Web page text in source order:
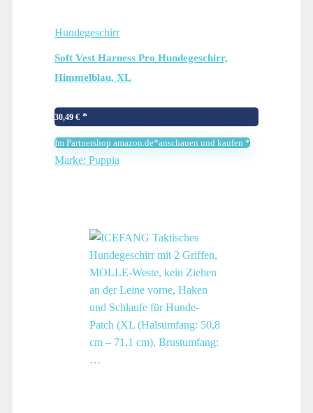
Hundegeschirr
Soft Vest Harness Pro Hundegeschirr,
Himmelblau, XL
30,49 €
Im Partnershop amazon.de*anschauen und kaufen *
Marke: Puppia